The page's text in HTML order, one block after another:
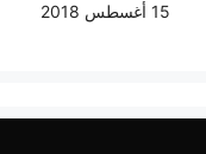
15 أغسطس 2018